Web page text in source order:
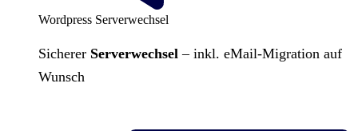
Wordpress Serverwechsel
Sicherer Serverwechsel – inkl. eMail-Migration auf
Wunsch